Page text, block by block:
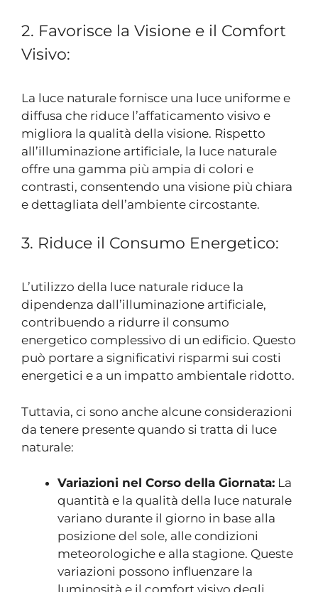
2. Favorisce la Visione e il Comfort
Visivo:
La luce naturale fornisce una luce uniforme e
diffusa che riduce l’affaticamento visivo e
migliora la qualità della visione. Rispetto
all’illuminazione artificiale, la luce naturale
offre una gamma più ampia di colori e
contrasti, consentendo una visione più chiara
e dettagliata dell’ambiente circostante.
3. Riduce il Consumo Energetico:
L’utilizzo della luce naturale riduce la
dipendenza dall’illuminazione artificiale,
contribuendo a ridurre il consumo
energetico complessivo di un edificio. Questo
può portare a significativi risparmi sui costi
energetici e a un impatto ambientale ridotto.
Tuttavia, ci sono anche alcune considerazioni
da tenere presente quando si tratta di luce
naturale:
Variazioni nel Corso della Giornata: La
quantità e la qualità della luce naturale
variano durante il giorno in base alla
posizione del sole, alle condizioni
meteorologiche e alla stagione. Queste
variazioni possono influenzare la